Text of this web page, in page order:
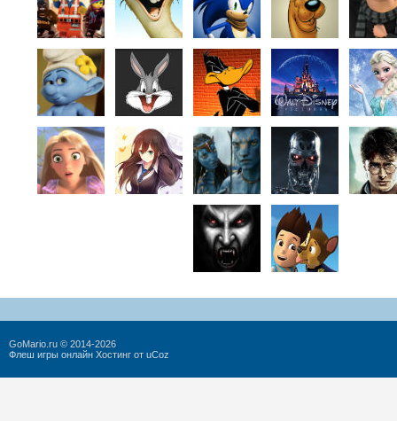
GoMario.ru © 2014-2026
Флеш игры онлайн Хостинг от uCoz